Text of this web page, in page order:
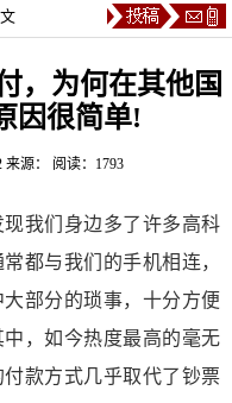
，为何在其他国
因很简单!
来源： 阅读：1793
我们身边多了许多高科
都与我们的手机相连，
部分的琐事，十分方便
，如今热度最高的毫无
款方式几乎取代了钞票